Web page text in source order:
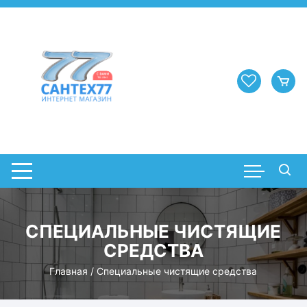
Перейти
СПЕЦИАЛЬНЫЕ ЧИСТЯЩИЕ
СРЕДСТВА
Главная / Специальные чистящие средства